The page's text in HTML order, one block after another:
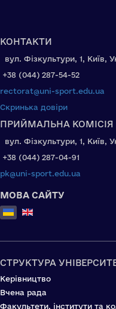
КОНТАКТИ
вул. Фізкультури, 1, Київ,
+38 (044) 287-54-52
rectorat@uni-sport.edu.ua
Скринька довіри
ПРИЙМАЛЬНА КОМІСІЯ
вул. Фізкультури, 1, Київ,
+38 (044) 287-04-91
pk@uni-sport.edu.ua
МОВА САЙТУ
Оберіть свою мову
СТРУКТУРА
Керівництво
Вчена рада
Факультети, інститути та